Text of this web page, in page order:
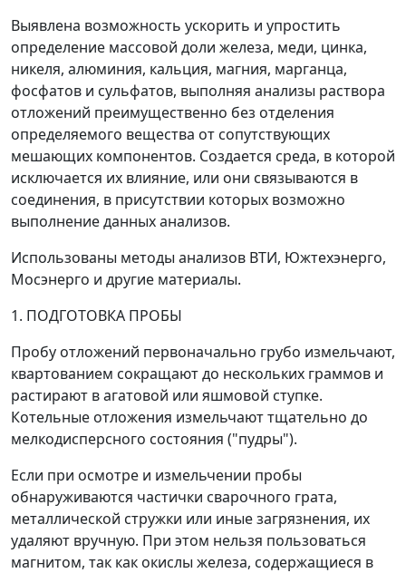
Выявлена возможность ускорить и упростить
определение массовой доли железа, меди, цинка,
никеля, алюминия, кальция, магния, марганца,
фосфатов и сульфатов, выполняя анализы раствора
отложений преимущественно без отделения
определяемого вещества от сопутствующих
мешающих компонентов. Создается среда, в которой
исключается их влияние, или они связываются в
соединения, в присутствии которых возможно
выполнение данных анализов.
Использованы методы анализов ВТИ, Южтехэнерго,
Мосэнерго и другие материалы.
1. ПОДГОТОВКА ПРОБЫ
Пробу отложений первоначально грубо измельчают,
квартованием сокращают до нескольких граммов и
растирают в агатовой или яшмовой ступке.
Котельные отложения измельчают тщательно до
мелкодисперсного состояния ("пудры").
Если при осмотре и измельчении пробы
обнаруживаются частички сварочного грата,
металлической стружки или иные загрязнения, их
удаляют вручную. При этом нельзя пользоваться
магнитом, так как окислы железа, содержащиеся в